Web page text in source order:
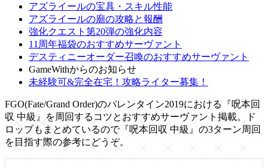
アズライールの宝具・スキル性能
アズライールの廟の攻略と報酬
強化クエスト第20弾の強化内容
11周年福袋のおすすめサーヴァント
デスティニーオーダー召喚のおすすめサーヴァント
GameWithからのお知らせ
未経験可&完全在宅！攻略ライター募集！
FGO(Fate/Grand Order)のバレンタイン2019における『呪本回
収 中級』を周回するコツとおすすめサーヴァント掲載。ド
ロップもまとめているので『呪本回収 中級』の3ターン周回
を目指す際の参考にどうぞ。